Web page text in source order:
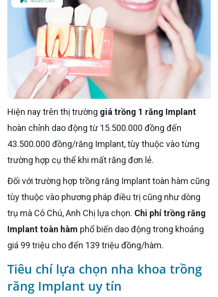
Hiện nay trên thị trường giá trồng 1 răng Implant
hoàn chỉnh dao động từ 15.500.000 đồng đến
43.500.000 đồng/răng Implant, tùy thuộc vào từng
trường hợp cụ thể khi mất răng đơn lẻ.
Đối với trường hợp trồng răng Implant toàn hàm cũng
tùy thuộc vào phương pháp điều trị cũng như dòng
trụ mà Cô Chú, Anh Chị lựa chọn. Chi phí trồng răng
Implant toàn hàm phổ biến dao động trong khoảng
giá 99 triệu cho đến 139 triệu đồng/hàm.
Tiêu chí lựa chọn nha khoa trồng
răng Implant uy tín